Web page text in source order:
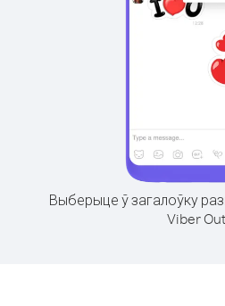
Выберыце ў загалоўку
Viber